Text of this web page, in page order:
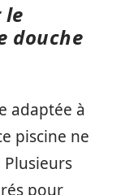
le
douche
adaptée à
piscine ne
pour